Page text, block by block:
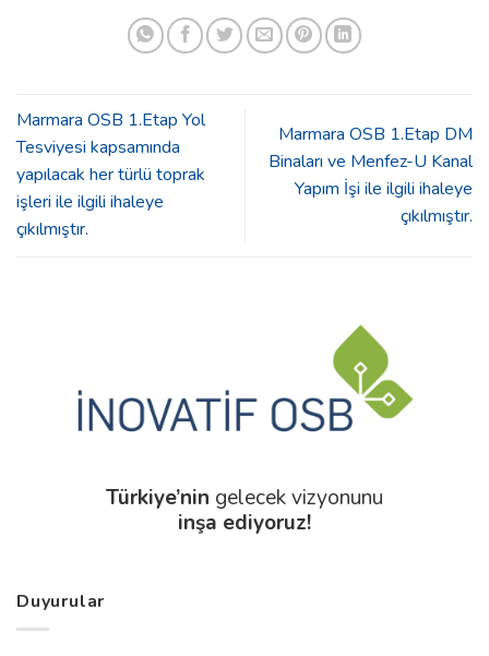
Marmara OSB 1.Etap Yol
Tesviyesi kapsamında
yapılacak her türlü toprak
işleri ile ilgili ihaleye
çıkılmıştır.
Marmara OSB 1.Etap DM
Binaları ve Menfez-U Kanal
Yapım İşi ile ilgili ihaleye
çıkılmıştır.
Türkiye’nin gelecek vizyonunu
inşa ediyoruz!
Duyurular